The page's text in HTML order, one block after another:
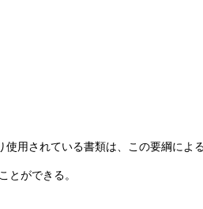
使用されている書類は、この要綱によ
とができる。